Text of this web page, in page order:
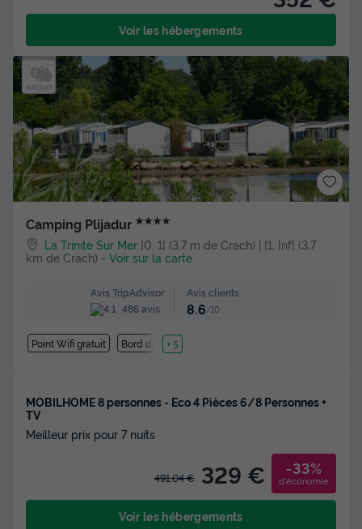
Voir les hébergements
Camping Plijadur ★★★★
La Trinite Sur Mer ]0, 1[ (3,7 m de Crach) | [1, Inf[ (3,7
km de Crach) - Voir sur la carte
Avis TripAdvisor
486 avis
Avis clients
8.6/10
Point Wifi gratuit Bord de mer
+ 5
MOBILHOME 8 personnes - Eco 4 Pièces 6/8 Personnes +
TV
Meilleur prix pour 7 nuits
491,04 € 329 € -33%
d'économie
Voir les hébergements